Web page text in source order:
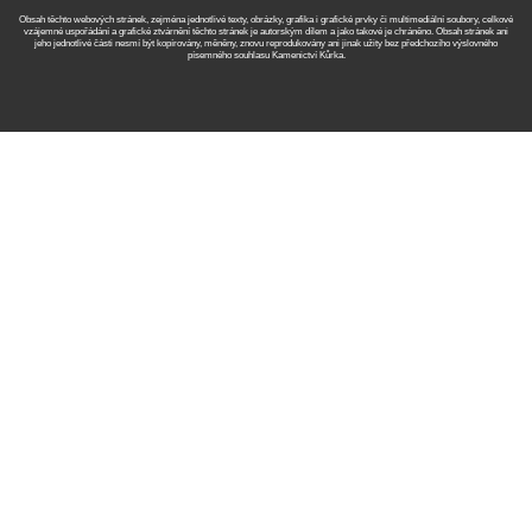
Obsah těchto webových stránek, zejména jednotlivé texty, obrázky, grafika i grafické prvky či multimediální soubory, celkové
vzájemné uspořádání a grafické ztvárnění těchto stránek je autorským dílem a jako takové je chráněno. Obsah stránek ani
jeho jednotlivé části nesmí být kopírovány, měněny, znovu reprodukovány ani jinak užity bez předchozího výslovného
písemného souhlasu Kamenictví Kůrka.